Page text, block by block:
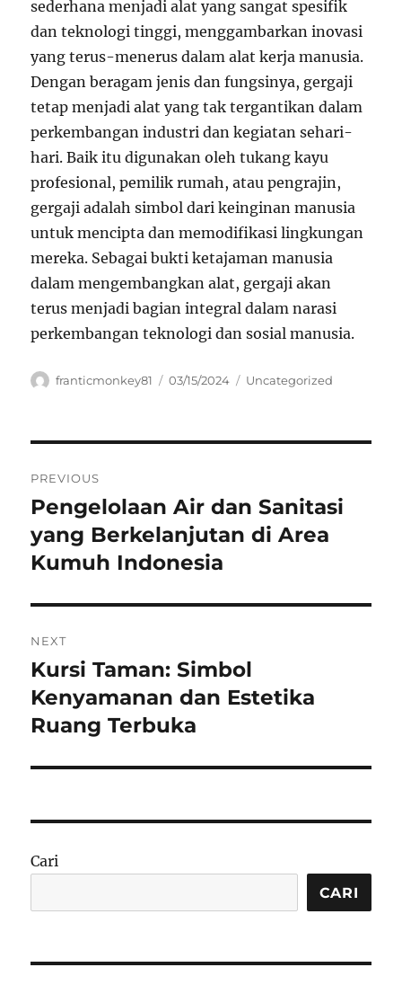
sederhana menjadi alat yang sangat spesifik
dan teknologi tinggi, menggambarkan inovasi
yang terus-menerus dalam alat kerja manusia.
Dengan beragam jenis dan fungsinya, gergaji
tetap menjadi alat yang tak tergantikan dalam
perkembangan industri dan kegiatan sehari-
hari. Baik itu digunakan oleh tukang kayu
profesional, pemilik rumah, atau pengrajin,
gergaji adalah simbol dari keinginan manusia
untuk mencipta dan memodifikasi lingkungan
mereka. Sebagai bukti ketajaman manusia
dalam mengembangkan alat, gergaji akan
terus menjadi bagian integral dalam narasi
perkembangan teknologi dan sosial manusia.
Author
franticmonkey81
Posted
03/15/2024 Categories
Uncategorized
pos
PREVIOUS
Previous
post:
Pengelolaan Air dan Sanitasi
yang Berkelanjutan di Area
Kumuh Indonesia
NEXT
Next
post:
Kursi Taman: Simbol
Kenyamanan dan Estetika
Ruang Terbuka
Cari
CARI